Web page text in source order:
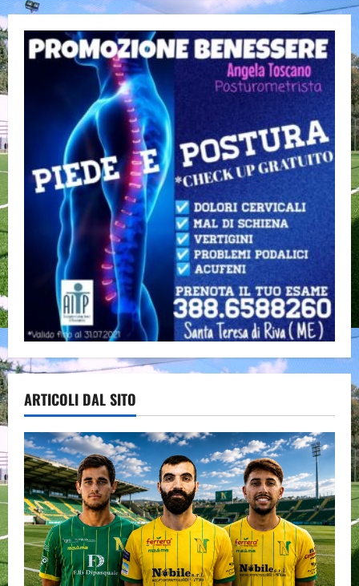
ARTICOLI DAL SITO